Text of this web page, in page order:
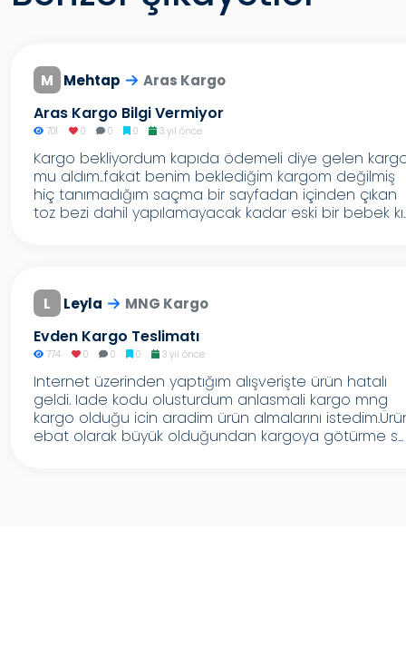
M Mehtap Aras Kargo
Aras Kargo Bilgi Vermiyor
701 0 0 0 3 yıl önce
Kargo bekliyordum kapıda ödemeli diye gelen
mu aldım..fakat benim beklediğim kargom değilmiş
hiç tanımadığım saçma bir sayfadan içinden çıkan
toz bezi dahil yapılamayacak kadar eski bir bebek
L Leyla MNG Kargo
Evden Kargo Teslimatı
774 0 0 0 3 yıl önce
Internet üzerinden yaptığım alışverişte ürün hatalı
geldi. Iade kodu olusturdum anlasmali kargo mng
kargo olduğu icin aradim ürün almalarını
ebat olarak büyük olduğundan kargoya götürme s...